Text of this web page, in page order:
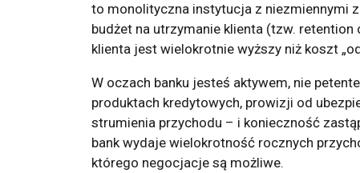
to monolityczna instytucja z niezmiennymi
budżet na utrzymanie klienta (tzw.
klienta jest wielokrotnie wyższy niż koszt
W oczach banku jesteś aktywem, nie
produktach kredytowych, prowizji od
strumienia przychodu – i konieczność
bank wydaje wielokrotność rocznych
którego negocjacje są możliwe.